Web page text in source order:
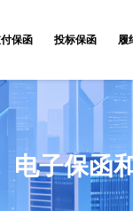
保函 投标保函 履
电子保函